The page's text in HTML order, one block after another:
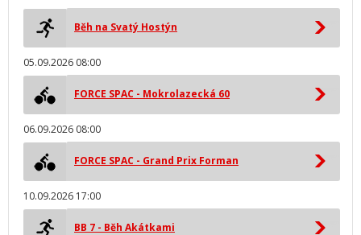
Běh na Svatý Hostýn
05.09.2026 08:00
FORCE SPAC - Mokrolazecká 60
06.09.2026 08:00
FORCE SPAC - Grand Prix Forman
10.09.2026 17:00
BB 7 - Běh Akátkami